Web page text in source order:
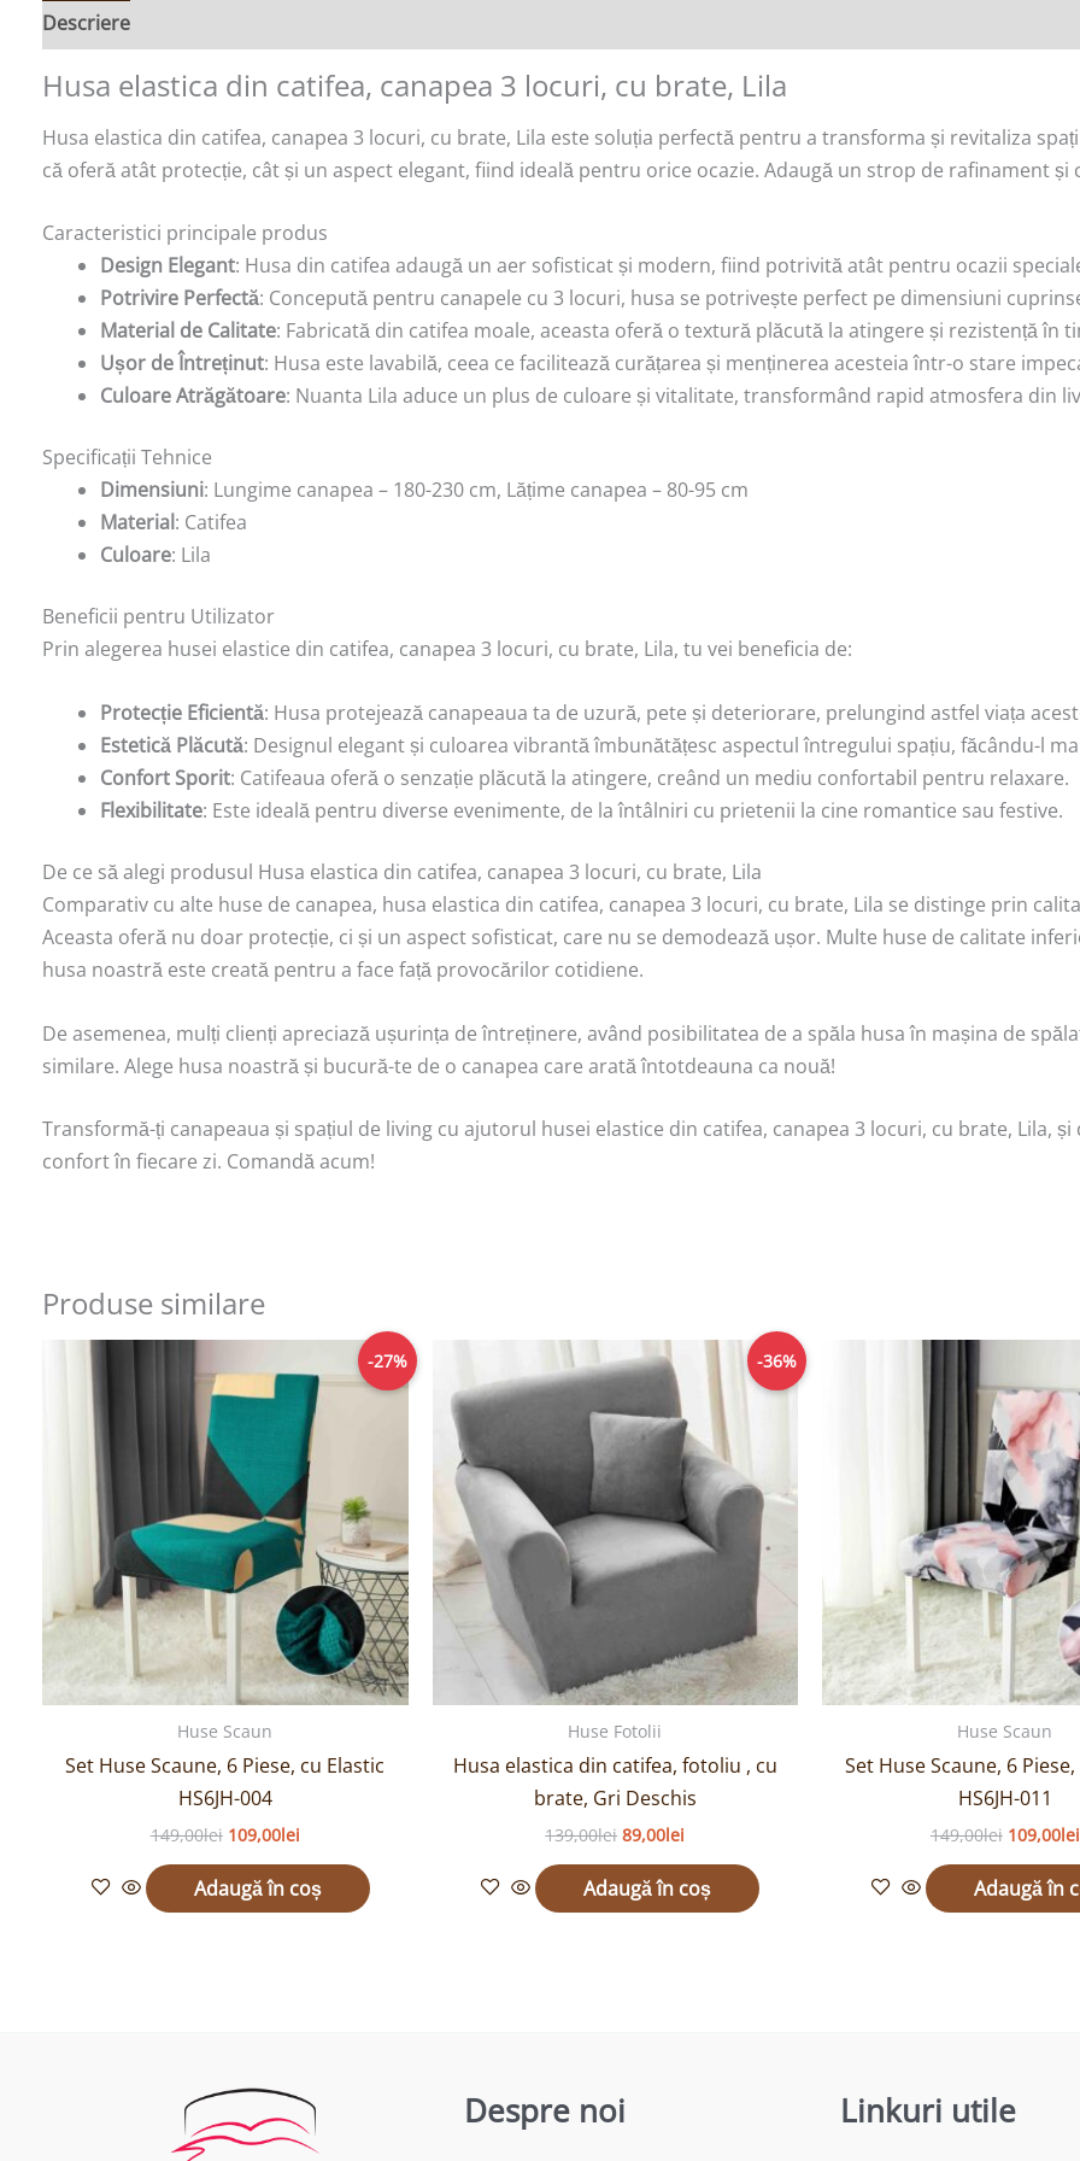
Descriere
Husa elastica din catifea, canapea 3 locuri, cu brate, Lila
Husa elastica din catifea, canapea 3 locuri, cu brate, Lila este soluția perfectă pentru a transforma și revitaliza
că oferă atât protecție, cât și un aspect elegant, fiind ideală pentru orice ocazie. Adaugă un strop de rafinament și
Caracteristici principale produs
Design Elegant: Husa din catifea adaugă un aer sofisticat și modern, fiind potrivită atât pentru ocazii
Potrivire Perfectă: Concepută pentru canapele cu 3 locuri, husa se potrivește perfect pe dimensiuni
Material de Calitate: Fabricată din catifea moale, aceasta oferă o textură plăcută la atingere și rezistență în
Ușor de Întreținut: Husa este lavabilă, ceea ce facilitează curățarea și menținerea acesteia într-o stare
Culoare Atrăgătoare: Nuanta Lila aduce un plus de culoare și vitalitate, transformând rapid atmosfera din
Specificații Tehnice
Dimensiuni: Lungime canapea – 180-230 cm, Lățime canapea – 80-95 cm
Material: Catifea
Culoare: Lila
Beneficii pentru Utilizator
Prin alegerea husei elastice din catifea, canapea 3 locuri, cu brate, Lila, tu vei beneficia de:
Protecție Eficientă: Husa protejează canapeaua ta de uzură, pete și deteriorare, prelungind astfel viața
Estetică Plăcută: Designul elegant și culoarea vibrantă îmbunătățesc aspectul întregului spațiu, făcându-l
Confort Sporit: Catifeaua oferă o senzație plăcută la atingere, creând un mediu confortabil pentru relaxare.
Flexibilitate: Este ideală pentru diverse evenimente, de la întâlniri cu prietenii la cine romantice sau festive.
De ce să alegi produsul Husa elastica din catifea, canapea 3 locuri, cu brate, Lila
Comparativ cu alte huse de canapea, husa elastica din catifea, canapea 3 locuri, cu brate, Lila se distinge prin
Aceasta oferă nu doar protecție, ci și un aspect sofisticat, care nu se demodează ușor. Multe huse de calitate
husa noastră este creată pentru a face față provocărilor cotidiene.
De asemenea, mulți clienți apreciază ușurința de întreținere, având posibilitatea de a spăla husa în mașina de
similare. Alege husa noastră și bucură-te de o canapea care arată întotdeauna ca nouă!
Transformă-ți canapeaua și spațiul de living cu ajutorul husei elastice din catifea, canapea 3 locuri, cu brate, Lila,
confort în fiecare zi. Comandă acum!
Produse similare
-27%
Huse Scaun
Set Huse Scaune, 6 Piese, cu Elastic
HS6JH-004
149,00lei
inițial
a
149,00lei.
109,00lei
curent
este:
109,00lei.
Adaugă în coș
-36%
Huse Fotolii
Husa elastica din catifea, fotoliu , cu
brate, Gri Deschis
139,00lei
inițial
fost:
139,00lei.
89,00lei
Prețul
curent
este:
89,00lei.
Adaugă în coș
Huse Scaun
Set Huse Scaune, 6
HS6JH-011
149,00lei
a
fost:
109,00lei
Adaugă în
Despre noi Linkuri utile